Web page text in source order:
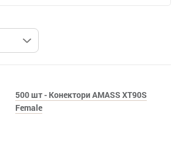
500 шт - Конектори AMASS XT90S
Female